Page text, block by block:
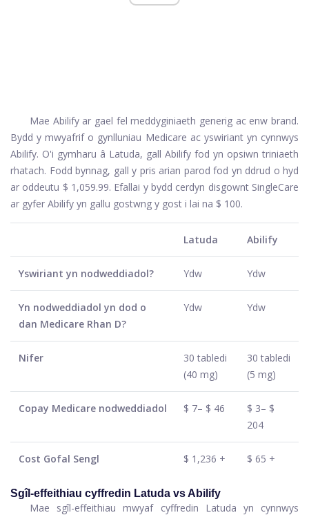
Mae Abilify ar gael fel meddyginiaeth generig ac enw brand.
Bydd y mwyafrif o gynlluniau Medicare ac yswiriant yn cynnwys
Abilify. O'i gymharu â Latuda, gall Abilify fod yn opsiwn triniaeth
rhatach. Fodd bynnag, gall y pris arian parod fod yn ddrud o hyd
ar oddeutu $ 1,059.99. Efallai y bydd cerdyn disgownt SingleCare
ar gyfer Abilify yn gallu gostwng y gost i lai na $ 100.
Latuda Abilify
Yswiriant yn nodweddiadol? Ydw Ydw
Yn nodweddiadol yn dod o
dan Medicare Rhan D?
Ydw Ydw
Nifer
30 tabledi
(40 mg)
30 tabledi
(5 mg)
Copay Medicare nodweddiadol $ 7– $ 46
$ 3– $
204
Cost Gofal Sengl $ 1,236 + $ 65 +
Sgîl-effeithiau cyffredin Latuda vs Abilify
Mae sgîl-effeithiau mwyaf cyffredin Latuda yn cynnwys